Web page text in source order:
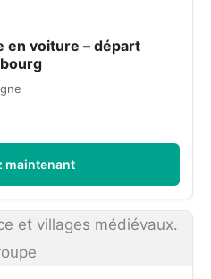
en voiture – départ
maintenant